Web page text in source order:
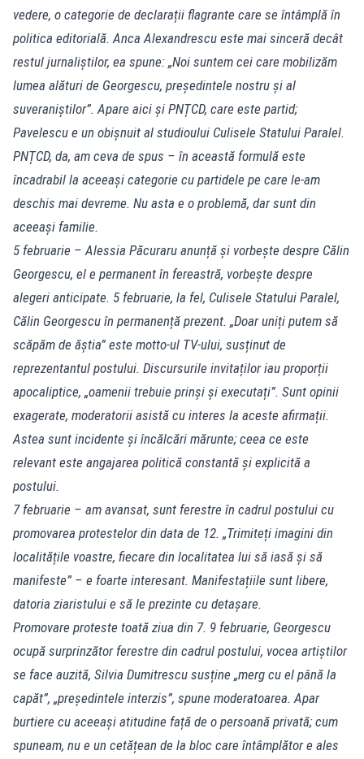
vedere, o categorie de declarații flagrante care se întâmplă în
politica editorială. Anca Alexandrescu este mai sinceră decât
restul jurnaliștilor, ea spune: „Noi suntem cei care mobilizăm
lumea alături de Georgescu, președintele nostru și al
suveraniștilor”. Apare aici și PNȚCD, care este partid;
Pavelescu e un obișnuit al studioului Culisele Statului Paralel.
PNȚCD, da, am ceva de spus – în această formulă este
încadrabil la aceeași categorie cu partidele pe care le-am
deschis mai devreme. Nu asta e o problemă, dar sunt din
aceeași familie.
5 februarie – Alessia Păcuraru anunță și vorbește despre Călin
Georgescu, el e permanent în fereastră, vorbește despre
alegeri anticipate. 5 februarie, la fel, Culisele Statului Paralel,
Călin Georgescu în permanență prezent. „Doar uniți putem să
scăpăm de ăștia” este motto-ul TV-ului, susținut de
reprezentantul postului. Discursurile invitaților iau proporții
apocaliptice, „oamenii trebuie prinși și executați”. Sunt opinii
exagerate, moderatorii asistă cu interes la aceste afirmații.
Astea sunt incidente și încălcări mărunte; ceea ce este
relevant este angajarea politică constantă și explicită a
postului.
7 februarie – am avansat, sunt ferestre în cadrul postului cu
promovarea protestelor din data de 12. „Trimiteți imagini din
localitățile voastre, fiecare din localitatea lui să iasă și să
manifeste” – e foarte interesant. Manifestațiile sunt libere,
datoria ziaristului e să le prezinte cu detașare.
Promovare proteste toată ziua din 7. 9 februarie, Georgescu
ocupă surprinzător ferestre din cadrul postului, vocea artiștilor
se face auzită, Silvia Dumitrescu susține „merg cu el până la
capăt”, „președintele interzis”, spune moderatoarea. Apar
burtiere cu aceeași atitudine față de o persoană privată; cum
spuneam, nu e un cetățean de la bloc care întâmplător e ales